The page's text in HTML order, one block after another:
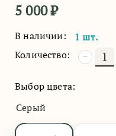
5 000₽
В наличии:
1 шт.
Количество:
−
Выбор цвета:
Серый